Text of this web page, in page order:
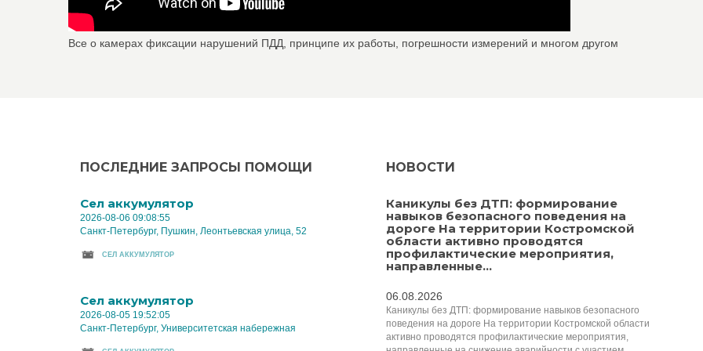
Все о камерах фиксации нарушений ПДД, принципе их работы, погрешности измерений и многом другом
ПОСЛЕДНИЕ ЗАПРОСЫ ПОМОЩИ
Cел аккумулятор
2026-08-06 09:08:55
Санкт-Петербург, Пушкин, Леонтьевская улица, 52
CЕЛ АККУМУЛЯТОР
Cел аккумулятор
2026-08-05 19:52:05
Санкт-Петербург, Университетская набережная
НОВОСТИ
Каникулы без ДТП: формирование
навыков безопасного поведения на
дороге На территории Костромской
области активно проводятся
профилактические мероприятия,
направленные...
06.08.2026
Каникулы без ДТП: формирование навыков безопасного
поведения на дороге На территории Костромской области
активно проводятся профилактические мероприятия,